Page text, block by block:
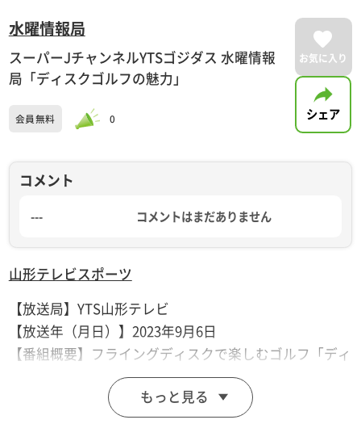
水曜情報局
スーパーJチャンネルYTSゴジダス 水曜情報
局「ディスクゴルフの魅力」
会員無料 0
お気に入り
シェア
コメント
--- コメントはまだありません
山形テレビ スポーツ
【放送局】YTS山形テレビ
【放送年（月日）】2023年9月6日
【番組概要】フライングディスクで楽しむゴルフ「ディ
スクゴルフ」がいまアツい！佐藤アナ、望月アナがゲー
ムに挑戦です！結果は・・・！
もっと見る